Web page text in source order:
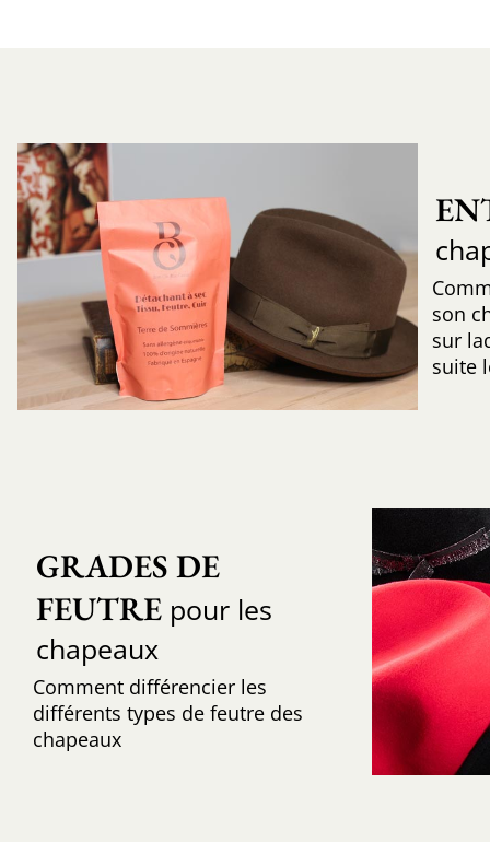
son
sur
suite
GRADES DE
FEUTREpour les
chapeaux
Comment différencier les
différents types de feutre des
chapeaux